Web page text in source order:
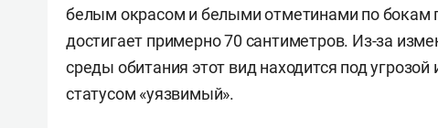
белым окрасом и белыми отметинами по бокам
достигает примерно 70 сантиметров. Из-за
среды обитания этот вид находится под
статусом «уязвимый».